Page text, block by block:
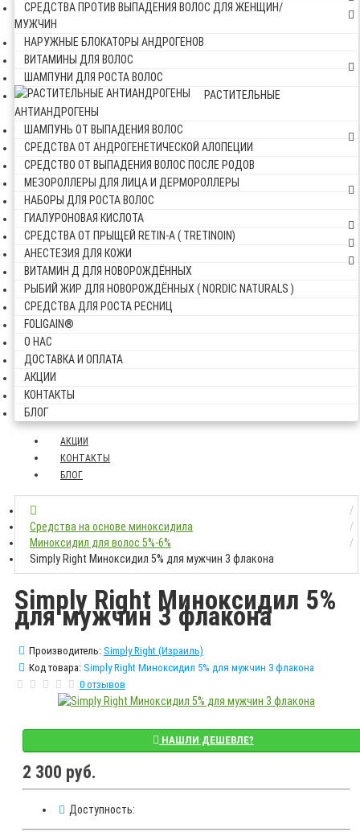
СРЕДСТВА ПРОТИВ ВЫПАДЕНИЯ ВОЛОС ДЛЯ ЖЕНЩИН/
МУЖЧИН
НАРУЖНЫЕ БЛОКАТОРЫ АНДРОГЕНОВ
ВИТАМИНЫ ДЛЯ ВОЛОС
ШАМПУНИ ДЛЯ РОСТА ВОЛОС
РАСТИТЕЛЬНЫЕ
АНТИАНДРОГЕНЫ
ШАМПУНЬ ОТ ВЫПАДЕНИЯ ВОЛОС
СРЕДСТВА ОТ АНДРОГЕНЕТИЧЕСКОЙ АЛОПЕЦИИ
СРЕДСТВО ОТ ВЫПАДЕНИЯ ВОЛОС ПОСЛЕ РОДОВ
МЕЗОРОЛЛЕРЫ ДЛЯ ЛИЦА И ДЕРМОРОЛЛЕРЫ
НАБОРЫ ДЛЯ РОСТА ВОЛОС
ГИАЛУРОНОВАЯ КИСЛОТА
СРЕДСТВА ОТ ПРЫЩЕЙ RETIN-A ( TRETINOIN)
АНЕСТЕЗИЯ ДЛЯ КОЖИ
ВИТАМИН Д ДЛЯ НОВОРОЖДЁННЫХ
РЫБИЙ ЖИР ДЛЯ НОВОРОЖДЁННЫХ ( NORDIC NATURALS )
СРЕДСТВА ДЛЯ РОСТА РЕСНИЦ
FOLIGAIN®
О НАС
ДОСТАВКА И ОПЛАТА
АКЦИИ
КОНТАКТЫ
БЛОГ
АКЦИИ
КОНТАКТЫ
БЛОГ
Средства на основе миноксидила
Миноксидил для волос 5%-6%
Simply Right Миноксидил 5% для мужчин 3 флакона
Simply Right Миноксидил 5%
для мужчин 3 флакона
Производитель: Simply Right (Израиль)
Код товара: Simply Right Миноксидил 5% для мужчин 3 флакона
0 отзывов
НАШЛИ ДЕШЕВЛЕ?
2 300 руб.
Доступность: